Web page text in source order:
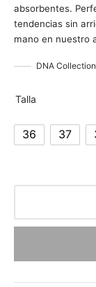
absorbentes.
tendencias sin
mano en nuestro
DNA
Talla
36 37